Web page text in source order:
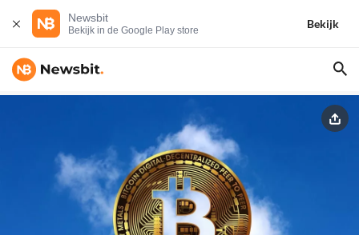
Newsbit
Bekijk in de Google Play store
Bekijk